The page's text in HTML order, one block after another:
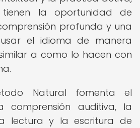
tienen la oportunidad de
profunda y una
el idioma de manera
a como lo hacen con
Natural fomenta el
comprensión auditiva, la
lectura y la escritura de